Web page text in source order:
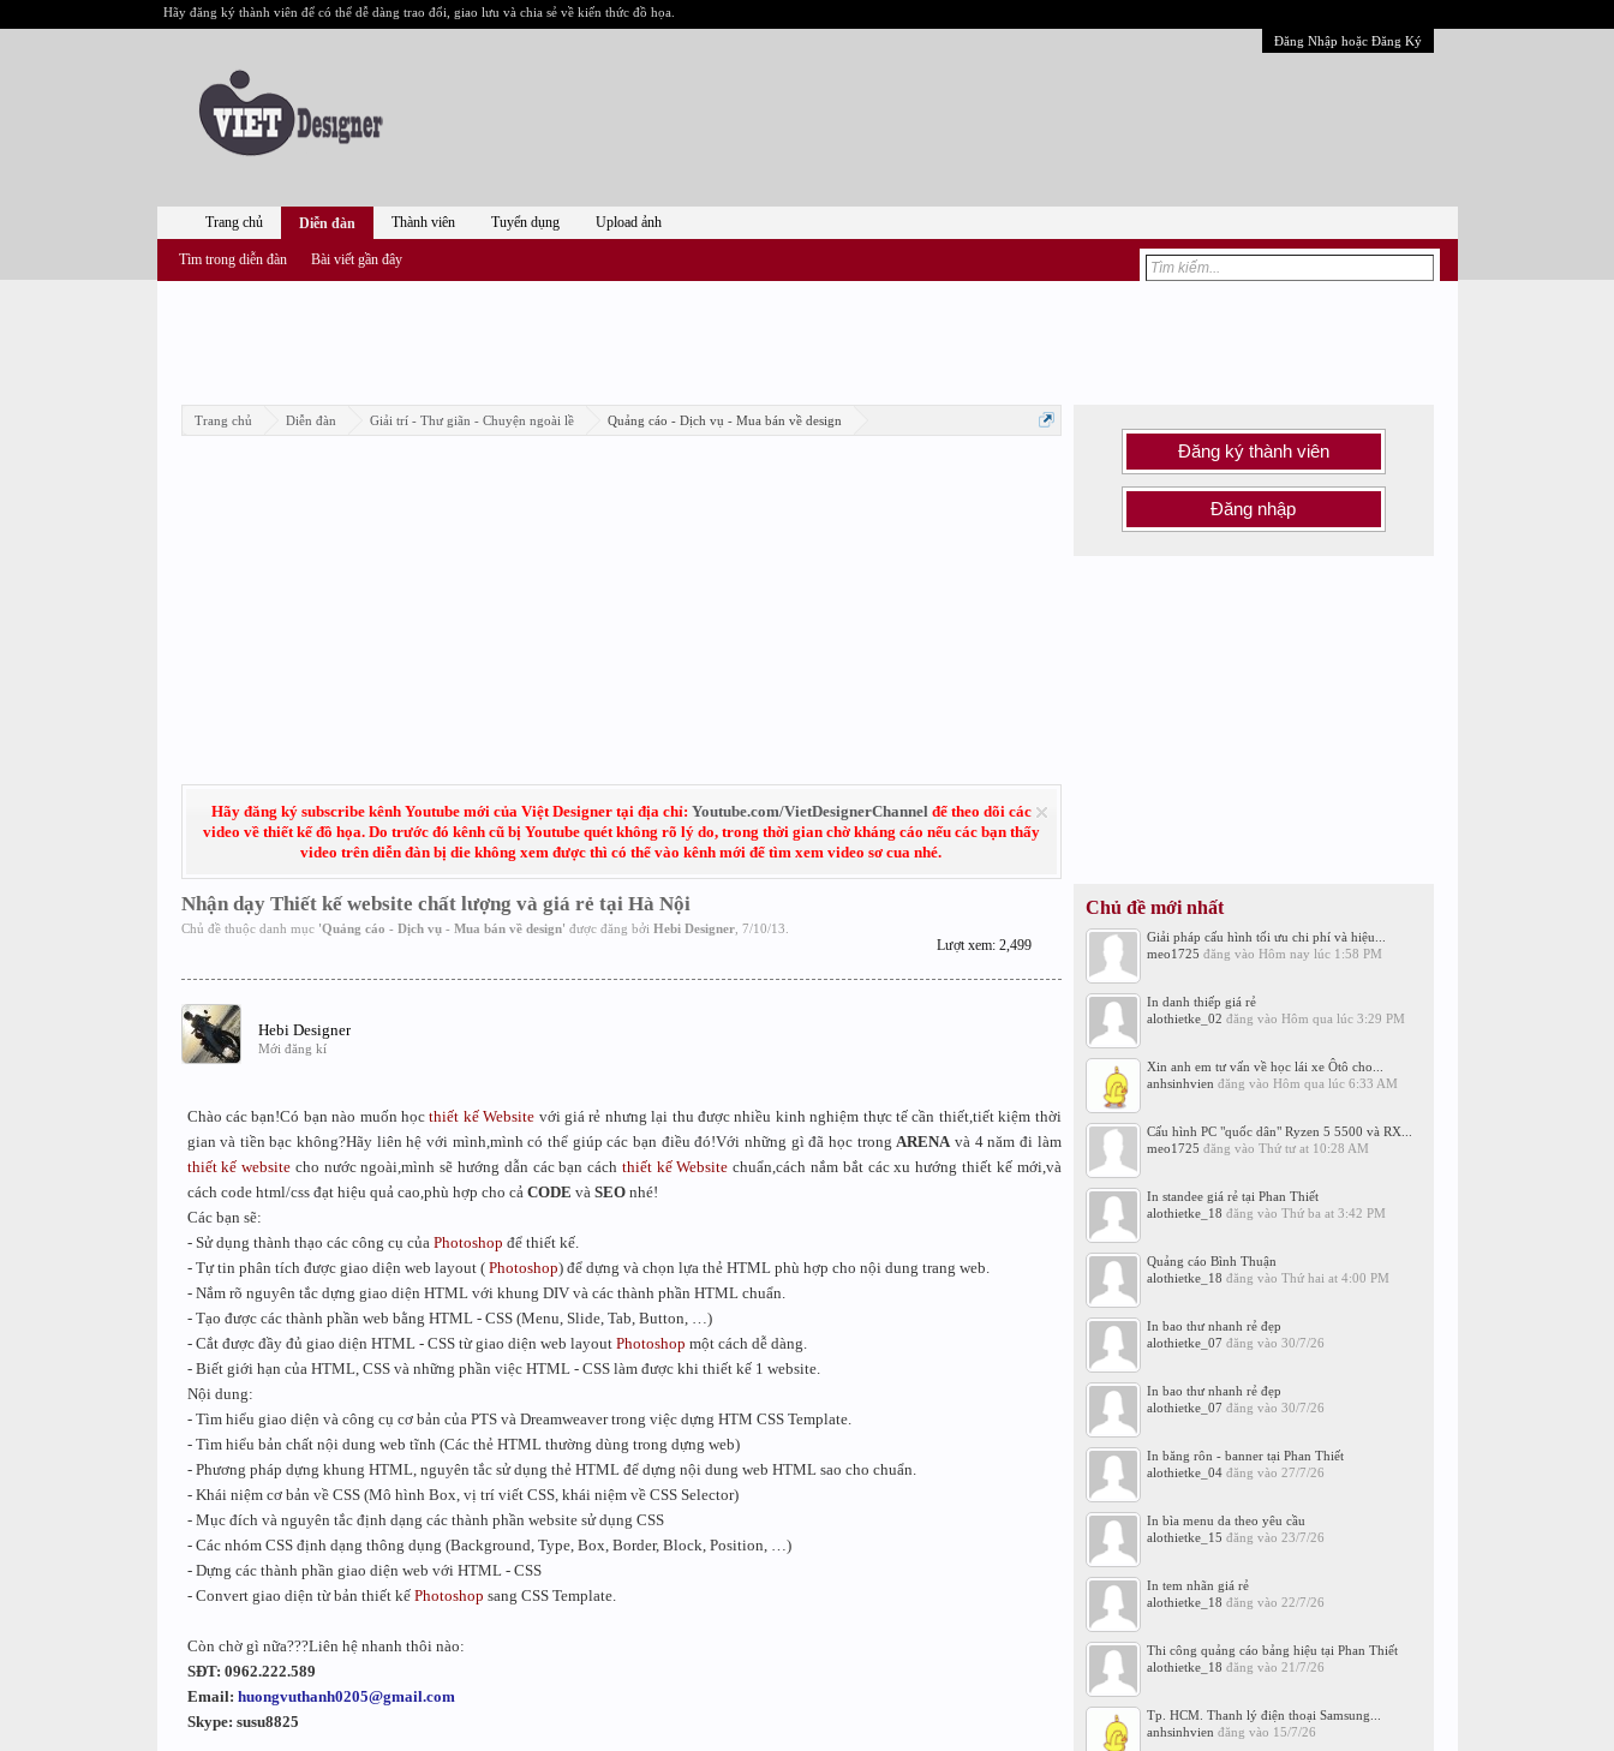
Hãy đăng ký thành viên để có thể dễ dàng trao đổi, giao lưu và chia sẻ về kiến thức đồ họa.
Đăng Nhập hoặc Đăng Ký
Trang chủ Diễn đàn Giải trí - Thư giãn - Chuyện ngoài lề Quảng cáo - Dịch vụ - Mua bán về design
Hãy đăng ký subscribe kênh Youtube mới của Việt Designer tại địa chỉ: Youtube.com/VietDesignerChannelđể theo dõi các
video về thiết kế đồ họa. Do trước đó kênh cũ bị Youtube quét không rõ lý do, trong thời gian chờ kháng cáo nếu các bạn thấy
video trên diễn đàn bị die không xem được thì có thể vào kênh mới để tìm xem video sơ cua nhé.
Nhận dạy Thiết kế website chất lượng và giá rẻ tại Hà Nội
Chủ đề thuộc danh mục 'Quảng cáo - Dịch vụ - Mua bán về design' được đăng bởi Hebi Designer, 7/10/13
Lượt xem: 2,499
Hebi Designer
Mới đăng kí
Chào các bạn!Có bạn nào muốn họcthiết kế Website với giá rẻ nhưng lại thu được nhiều kinh nghiệm thực tế cần thiết,tiết kiệm thời
gian và tiền bạc không?Hãy liên hệ với mình,mình có thể giúp các bạn điều đó!Với những gì đã học trongARENAvà 4 năm đi làm
thiết kế website cho nước ngoài,mình sẽ hướng dẫn các bạn cách thiết kế Website chuẩn,cách nắm bắt các xu hướng thiết kế mới,và
cách code html/css đạt hiệu quả cao,phù hợp cho cả CODE và SEOnhé!
Các bạn sẽ:
- Sử dụng thành thạo các công cụ của Photoshop để thiết kế.
- Tự tin phân tích được giao diện web layout ( Photoshop) để dựng và chọn lựa thẻ HTML phù hợp cho nội dung trang web.
- Nắm rõ nguyên tắc dựng giao diện HTML với khung DIV và các thành phần HTML chuẩn.
- Tạo được các thành phần web bằng HTML - CSS (Menu, Slide, Tab, Button, …)
- Cắt được đầy đủ giao diện HTML - CSS từ giao diện web layout Photoshop một cách dễ dàng.
- Biết giới hạn của HTML, CSS và những phần việc HTML - CSS làm được khi thiết kế 1 website.
Nội dung:
- Tìm hiểu giao diện và công cụ cơ bản của PTS và Dreamweaver trong việc dựng HTM CSS Template.
- Tìm hiểu bản chất nội dung web tĩnh (Các thẻ HTML thường dùng trong dựng web)
- Phương pháp dựng khung HTML, nguyên tắc sử dụng thẻ HTML để dựng nội dung web HTML sao cho chuẩn.
- Khái niệm cơ bản về CSS (Mô hình Box, vị trí viết CSS, khái niệm về CSS Selector)
- Mục đích và nguyên tắc định dạng các thành phần website sử dụng CSS
- Các nhóm CSS định dạng thông dụng (Background, Type, Box, Border, Block, Position, …)
- Dựng các thành phần giao diện web với HTML - CSS
- Convert giao diện từ bản thiết kế Photoshop sang CSS Template.
Còn chờ gì nữa???Liên hệ nhanh thôi nào:
SĐT: 0962.222.589
Email: huongvuthanh0205@gmail.com
Skype: susu8825
Đăng ký thành viên
Đăng nhập
Chủ đề mới nhất
Giải pháp cấu hình tối ưu chi phí và hiệu...
meo1725 đăng vào Hôm nay lúc 1:58 PM
In danh thiếp giá rẻ
alothietke_02 đăng vào Hôm qua lúc 3:29 PM
Xin anh em tư vấn về học lái xe Ôtô cho...
anhsinhvien đăng vào Hôm qua lúc 6:33 AM
Cấu hình PC "quốc dân" Ryzen 5 5500 và RX...
meo1725 đăng vào Thứ tư at 10:28 AM
In standee giá rẻ tại Phan Thiết
alothietke_18 đăng vào Thứ ba at 3:42 PM
Quảng cáo Bình Thuận
alothietke_18 đăng vào Thứ hai at 4:00 PM
In bao thư nhanh rẻ đẹp
alothietke_07 đăng vào 30/7/26
In bao thư nhanh rẻ đẹp
alothietke_07 đăng vào 30/7/26
In băng rôn - banner tại Phan Thiết
alothietke_04đăng vào 27/7/26
In bìa menu da theo yêu cầu
alothietke_15 đăng vào 23/7/26
In tem nhãn giá rẻ
alothietke_18 đăng vào 22/7/26
Thi công quảng cáo bảng hiệu tại Phan Thiết
alothietke_18 đăng vào 21/7/26
Tp. HCM. Thanh lý điện thoại Samsung...
anhsinhvien đăng vào 15/7/26
Trang chủ Diễn đàn
Tìm trong diễn đàn Bài viết gần đây
Thành viên Tuyển dụng Upload ảnh